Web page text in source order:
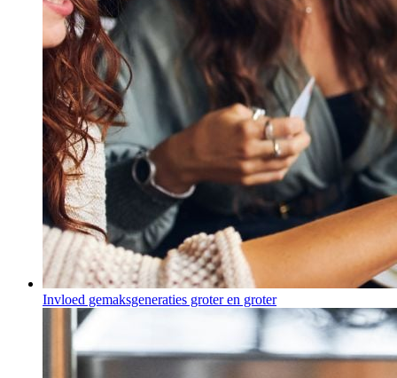
Invloed gemaksgeneraties groter en groter